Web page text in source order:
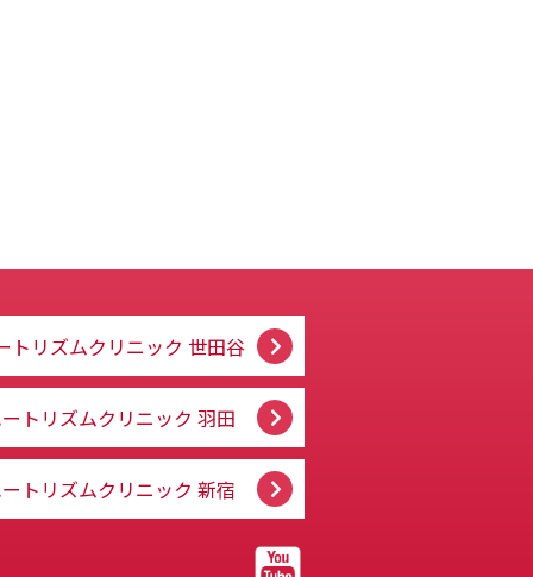
トリズムクリニック 世田谷
トリズムクリニック 羽田
トリズムクリニック 新宿